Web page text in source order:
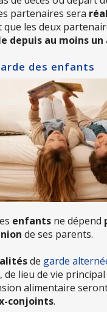
partenaires sera
les deux
depuis au moins un
des enfants
enfants ne dépend
de ses parents.
de garde
de lieu de vie
alimentaire
conjoints.